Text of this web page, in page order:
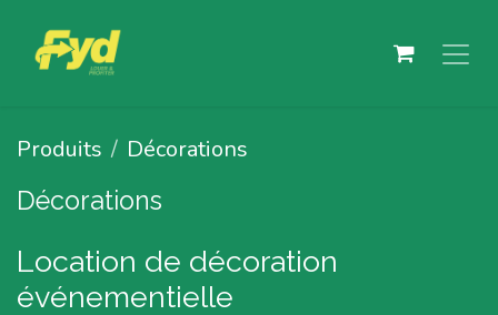
Produits
Décorations
Décorations
Location de décoration
événementielle